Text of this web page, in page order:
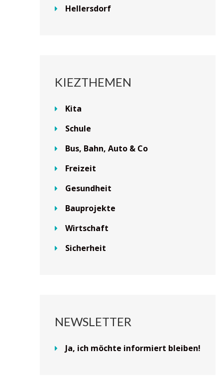
Hellersdorf
KIEZTHEMEN
Kita
Schule
Bus, Bahn, Auto & Co
Freizeit
Gesundheit
Bauprojekte
Wirtschaft
Sicherheit
NEWSLETTER
Ja, ich möchte informiert bleiben!